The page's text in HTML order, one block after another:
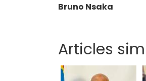
Bruno Nsaka
Articles